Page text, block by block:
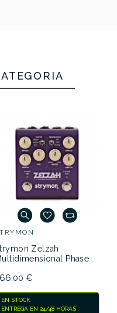
Zelzah
Phase
€
EN STOCK
ENTREGA EN 24/48 HORAS